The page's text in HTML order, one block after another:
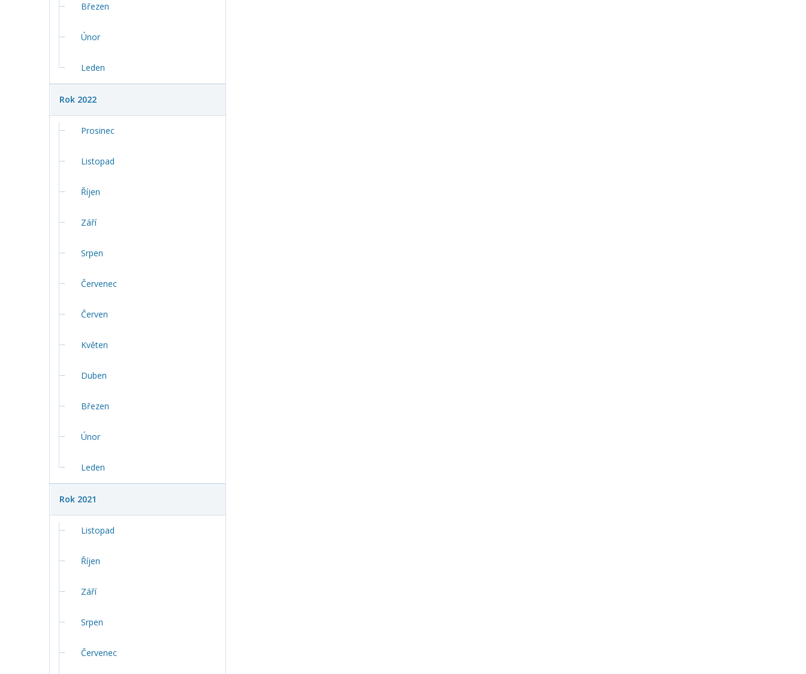
Březen
Únor
Leden
Rok 2022
Prosinec
Listopad
Říjen
Září
Srpen
Červenec
Červen
Květen
Duben
Březen
Únor
Leden
Rok 2021
Listopad
Říjen
Září
Srpen
Červenec